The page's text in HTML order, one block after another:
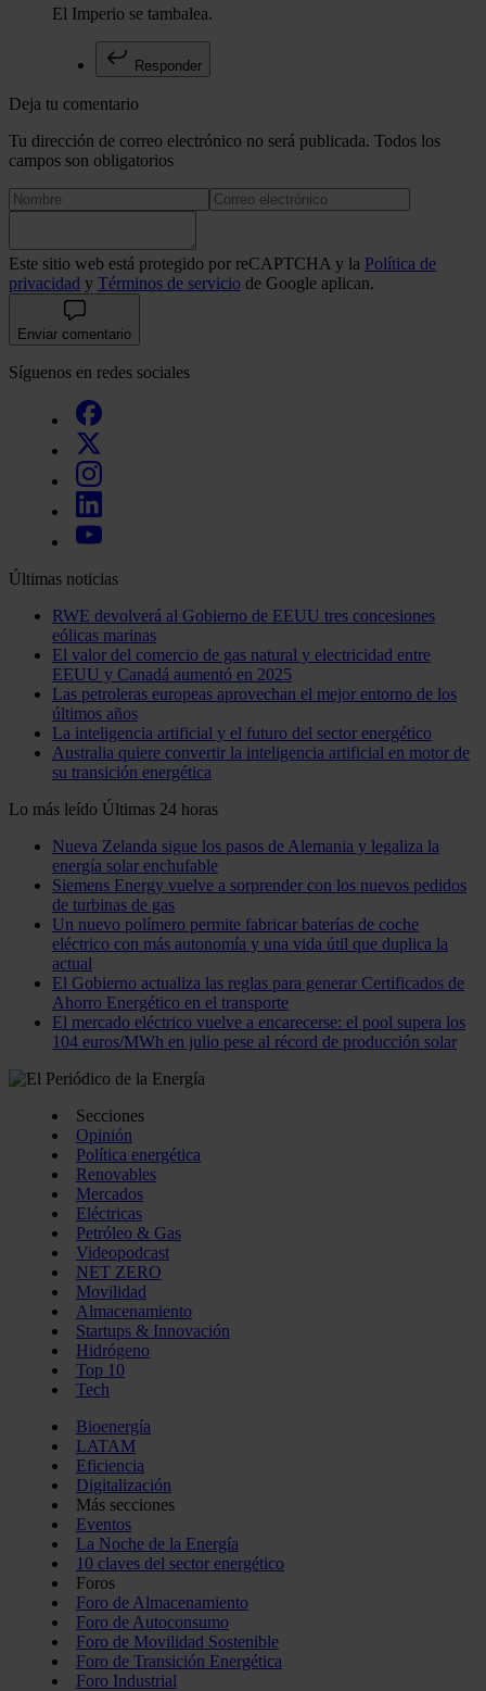
El Imperio se tambalea.
Responder
Deja tu comentario
Tu dirección de correo electrónico no será publicada. Todos los
campos son obligatorios
Este sitio web está protegido por reCAPTCHA y la Política de
privacidad y Términos de servicio de Google aplican.
Enviar comentario
Síguenos en redes sociales
Últimas noticias
RWE devolverá al Gobierno de EEUU tres concesiones
eólicas marinas
El valor del comercio de gas natural y electricidad entre
EEUU y Canadá aumentó en 2025
Las petroleras europeas aprovechan el mejor entorno de los
últimos años
La inteligencia artificial y el futuro del sector energético
Australia quiere convertir la inteligencia artificial en motor de
su transición energética
Lo más leído Últimas 24 horas
Nueva Zelanda sigue los pasos de Alemania y legaliza la
energía solar enchufable
Siemens Energy vuelve a sorprender con los nuevos pedidos
de turbinas de gas
Un nuevo polímero permite fabricar baterías de coche
eléctrico con más autonomía y una vida útil que duplica la
actual
El Gobierno actualiza las reglas para generar Certificados de
Ahorro Energético en el transporte
El mercado eléctrico vuelve a encarecerse: el pool supera los
104 euros/MWh en julio pese al récord de producción solar
Secciones
Opinión
Política energética
Renovables
Mercados
Eléctricas
Petróleo & Gas
Videopodcast
NET ZERO
Movilidad
Almacenamiento
Startups & Innovación
Hidrógeno
Top 10
Tech
Bioenergía
LATAM
Eficiencia
Digitalización
Más secciones
Eventos
La Noche de la Energía
10 claves del sector energético
Foros
Foro de Almacenamiento
Foro de Autoconsumo
Foro de Movilidad Sostenible
Foro de Transición Energética
Foro Industrial